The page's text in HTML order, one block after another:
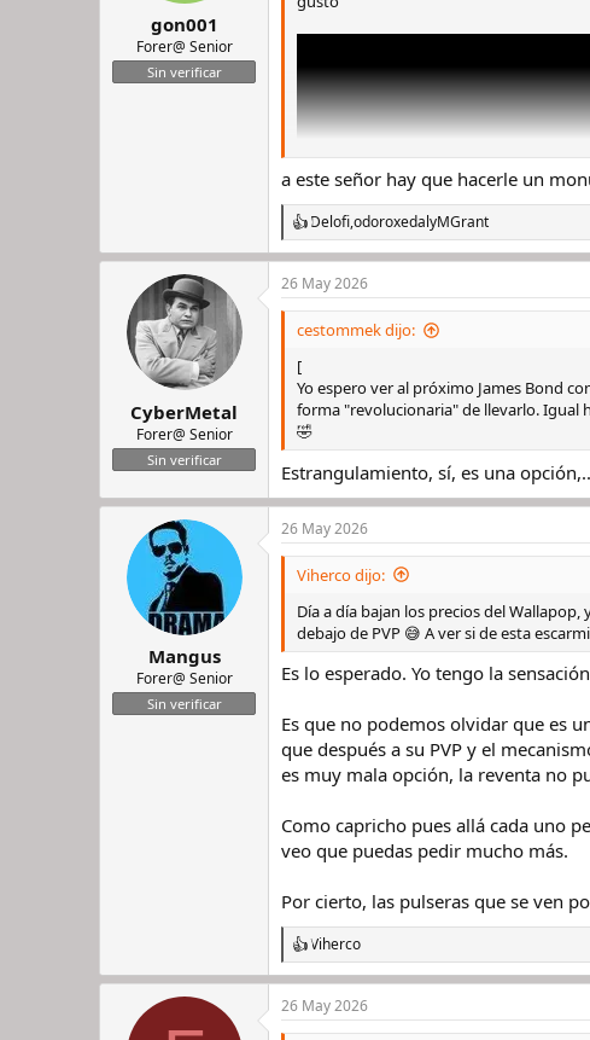
gon001
Forer@ Senior
Sin verificar
a este señor hay que hacerle un
R
e
a
c
c
e
Delofi,odoroxedalyMGrant
CyberMetal
Forer@ Senior
Sin verificar
26 May 2026
cestommek dijo:
[
Yo espero ver al próximo James Bond
forma "revolucionaria" de llevarlo. Igual
🤣
Estrangulamiento, sí, es una
Mangus
Forer@ Senior
Sin verificar
26 May 2026
Viherco dijo:
Día a día bajan los precios del
debajo de PVP 😅 A ver si de esta
Es lo esperado. Yo tengo la
Es que no podemos olvidar que es
que después a su PVP y el
es muy mala opción, la reventa no
Como capricho pues allá cada uno
veo que puedas pedir mucho más.
Por cierto, las pulseras que se ven
R
e
a
c
c
Viherco
26 May 2026